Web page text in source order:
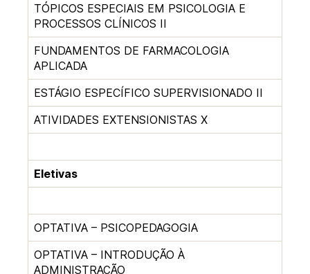
TÓPICOS ESPECIAIS EM PSICOLOGIA E
PROCESSOS CLÍNICOS II
FUNDAMENTOS DE FARMACOLOGIA
APLICADA
ESTÁGIO ESPECÍFICO SUPERVISIONADO II
ATIVIDADES EXTENSIONISTAS X
Eletivas
OPTATIVA – PSICOPEDAGOGIA
OPTATIVA – INTRODUÇÃO À
ADMINISTRAÇÃO